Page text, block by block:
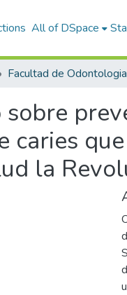
All of DSpace
Facultad de Odontologia
sobre
caries
la